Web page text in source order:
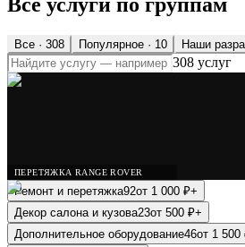
Все · 308 Популярное · 10 Наши
308 услуг
ПЕРЕТЯЖКА RANGE ROVER
Ремонт и перетяжка92от 1 000 ₽+
Декор салона и кузова23от 500 ₽+
Дополнительное оборудование46от 1 500